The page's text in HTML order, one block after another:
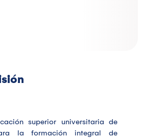
superior universitaria de
la formación integral de